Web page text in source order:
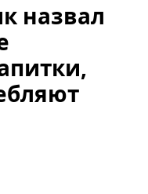
назвал